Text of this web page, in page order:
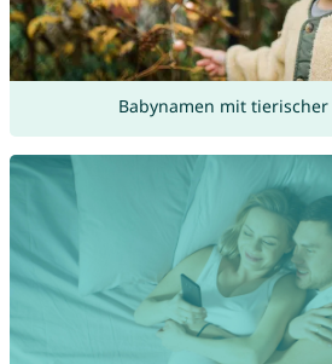
Babynamen mit